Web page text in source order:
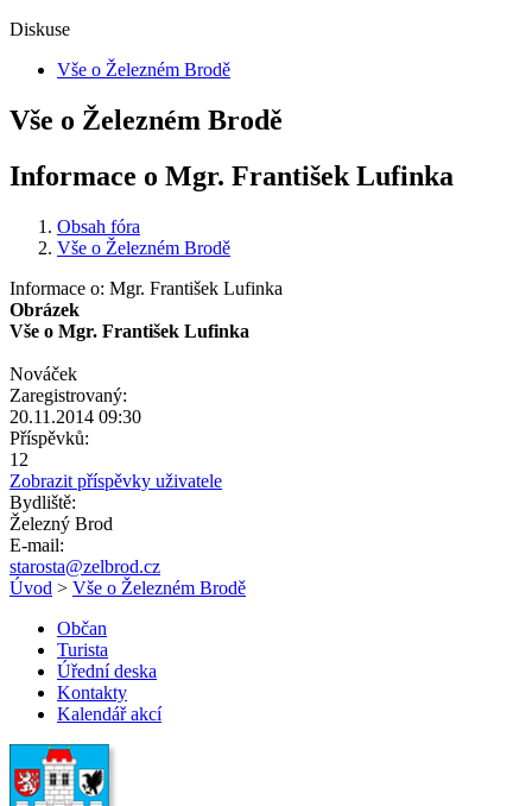
Diskuse
Vše o Železném Brodě
Vše o Železném Brodě
Informace o Mgr. František Lufinka
Obsah fóra
Vše o Železném Brodě
Informace o: Mgr. František Lufinka
Obrázek
Vše o Mgr. František Lufinka
Nováček
Zaregistrovaný:
20.11.2014 09:30
Příspěvků:
12
Zobrazit příspěvky uživatele
Bydliště:
Železný Brod
E-mail:
starosta@zelbrod.cz
Úvod > Vše o Železném Brodě
Občan
Turista
Úřední deska
Kontakty
Kalendář akcí